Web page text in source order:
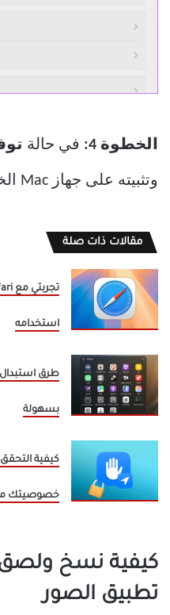
الخطوة 4: في حالة
وتثبيته على جهاز Mac الخاص بك.
مقالات ذات صلة
استخدامه
بسهولة
كيفية
خصوصيتك من
كيفية نسخ ولصق
تطبيق الصور